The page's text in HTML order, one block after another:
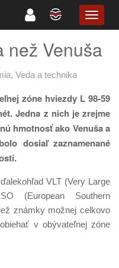
než Venuša
, Veda a technika
zóne hviezdy L 98-59
Jedna z nich je zrejme
hmotnosť ako Venuša a
dosiaľ zaznamenané
VLT (Very Large
(European Southern
známky možnej celkovo
v obývateľnej zóne